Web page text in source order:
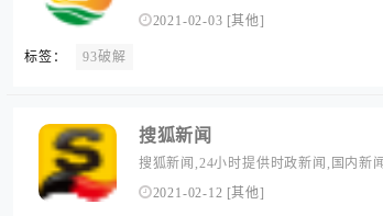
源爱好者共同维护与更新，欢迎各位老
2021-02-03 [其他]
标签： 93破解
搜狐新闻
搜狐新闻,24小时提供时政新闻,国内新
活,的专业时事报道门户网站
2021-02-12 [其他]